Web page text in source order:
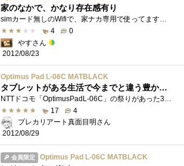
家のなかで、かなり存在感有り
simカード無しのWifiで、家ナカ専用で使ってます。文字入力がいまいちもたもたしているのが気になります。インストールできるアプリは「これ入�...
4
0
やすさん
2012/08/23
Optimus Pad L-06C MATBLACK
タブレットがある生活で今までと違う豊かさが手に入るといいなと思っています。
NTTドコモ「OptimusPadL-06C」の祭りがあった3月。パケ定とドコモオプション加入で衝撃のゼロ円！GalaxyNexusとセットで事務手数料＋オプション代金含�...
17
4
プレカリアート真面目明さん
2012/08/29
会員限定 Optimus Pad L-06C MATBLACK